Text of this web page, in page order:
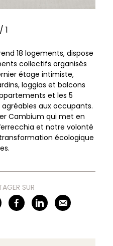
/ 1
18 logements, dispose
collectifs organisés
étage intimiste,
loggias et balcons
et les 5
aux occupants.
Cambium qui met en
et notre volonté
écologique
SUR